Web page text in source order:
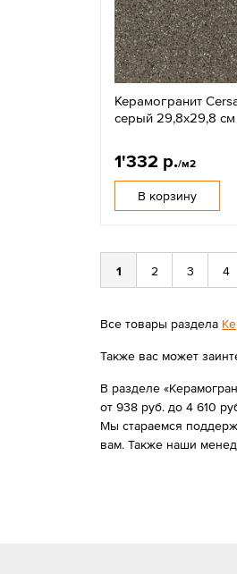
Керамогранит
серый 29,8x29,8 см
1'332 р./м2
В корзину
1 2 3 4
Все товары раздела
Также вас может
В разделе
от 938 руб. до 4 610
Мы стараемся
вам. Также наши